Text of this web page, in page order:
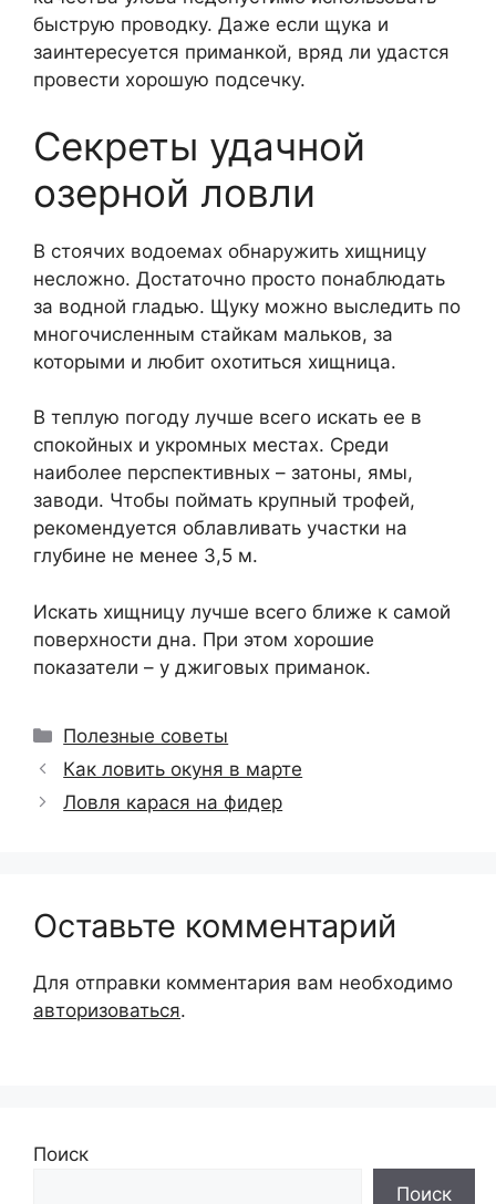
быструю проводку. Даже если щука и
заинтересуется приманкой, вряд ли удастся
провести хорошую подсечку.
Секреты удачной
озерной ловли
В стоячих водоемах обнаружить хищницу
несложно. Достаточно просто понаблюдать
за водной гладью. Щуку можно выследить по
многочисленным стайкам мальков, за
которыми и любит охотиться хищница.
В теплую погоду лучше всего искать ее в
спокойных и укромных местах. Среди
наиболее перспективных – затоны, ямы,
заводи. Чтобы поймать крупный трофей,
рекомендуется облавливать участки на
глубине не менее 3,5 м.
Искать хищницу лучше всего ближе к самой
поверхности дна. При этом хорошие
показатели – у джиговых приманок.
Рубрики
Полезные советы
Как ловить окуня в марте
Ловля карася на фидер
Оставьте комментарий
Для отправки комментария вам необходимо
авторизоваться.
Поиск
Поиск